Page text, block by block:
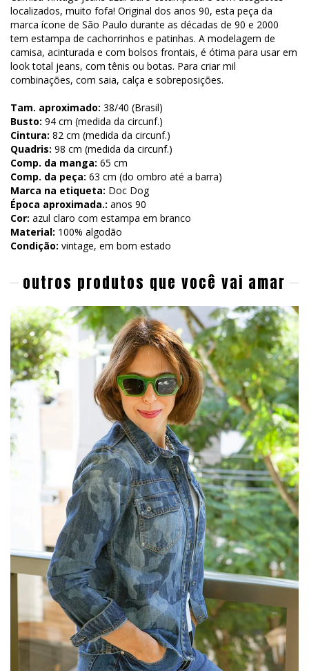
localizados, muito fofa! Original dos anos 90, esta peça da
marca ícone de São Paulo durante as décadas de 90 e 2000
tem estampa de cachorrinhos e patinhas. A modelagem de
camisa, acinturada e com bolsos frontais, é ótima para usar em
look total jeans, com tênis ou botas. Para criar mil
combinações, com saia, calça e sobreposições.
Tam. aproximado: 38/40 (Brasil)
Busto: 94 cm (medida da circunf.)
Cintura: 82 cm (medida da circunf.)
Quadris: 98 cm (medida da circunf.)
Comp. da manga: 65 cm
Comp. da peça: 63 cm (do ombro até a barra)
Marca na etiqueta: Doc Dog
Época aproximada.: anos 90
Cor: azul claro com estampa em branco
Material: 100% algodão
Condição: vintage, em bom estado
outros produtos que você vai amar